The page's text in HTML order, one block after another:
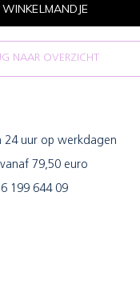
WINKELMANDJE
NAAR OVERZICHT
24 uur op werkdagen
79,50 euro
199 644 09